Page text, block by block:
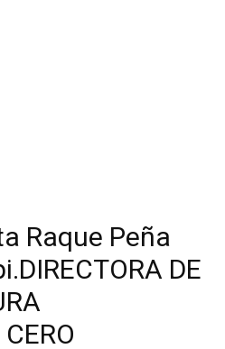
Raque Peña
DE